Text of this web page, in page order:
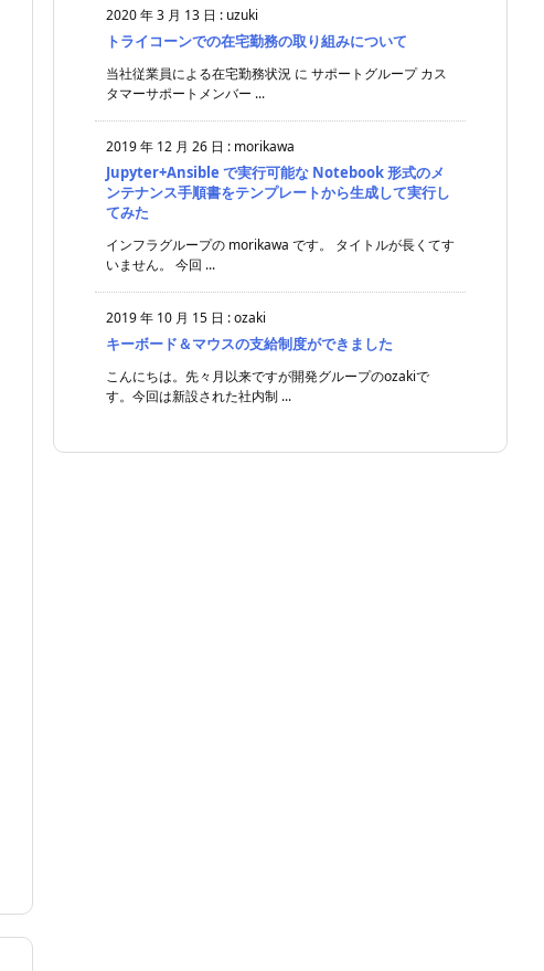
2020 年 3 月 13 日 : uzuki
トライコーンでの在宅勤務の取り組みについて
当社従業員による在宅勤務状況 に サポートグループ カス
タマーサポートメンバー ...
2019 年 12 月 26 日 : morikawa
Jupyter+Ansible で実行可能な Notebook 形式のメ
ンテナンス手順書をテンプレートから生成して実行し
てみた
インフラグループの morikawa です。 タイトルが長くてす
いません。 今回 ...
2019 年 10 月 15 日 :ozaki
キーボード＆マウスの支給制度ができました
こんにちは。先々月以来ですが開発グループのozakiで
す。今回は新設された社内制 ...